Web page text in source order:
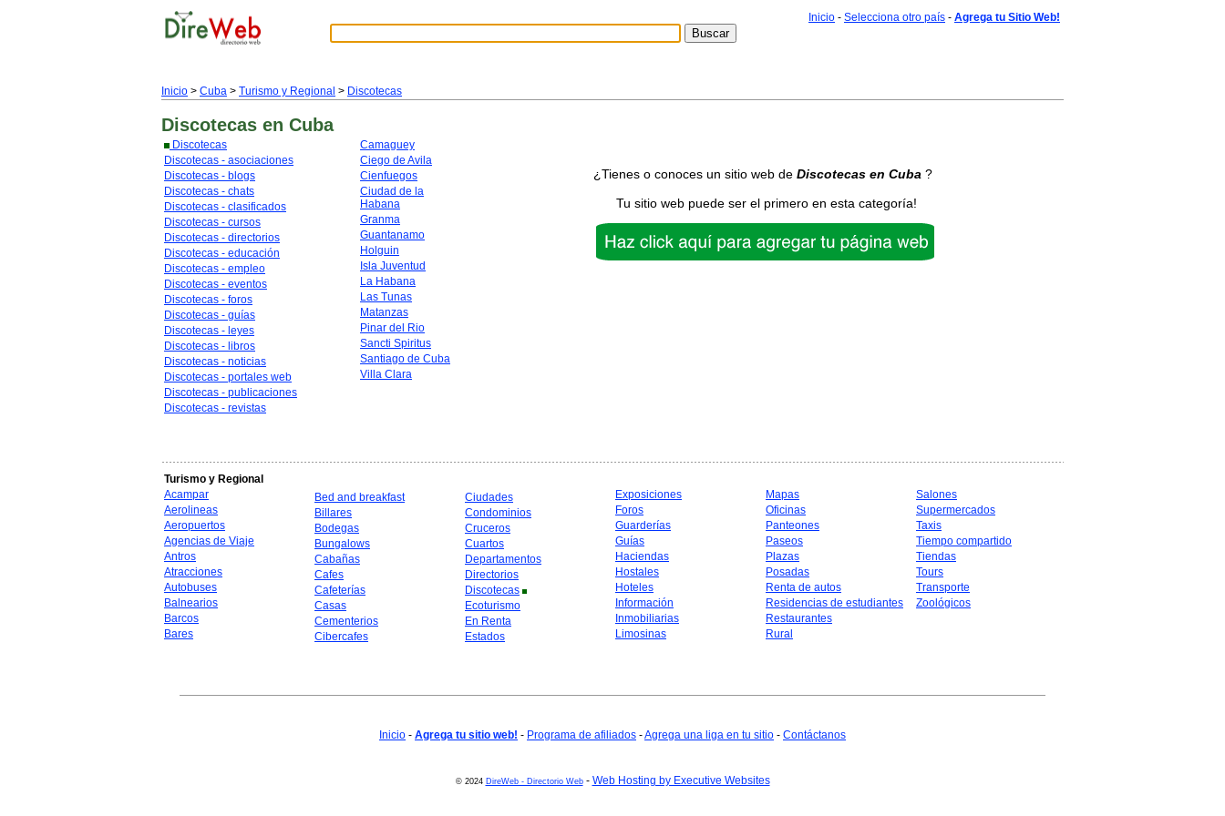
Inicio - Selecciona otro país - Agrega tu Sitio Web!
Inicio > Cuba > Turismo y Regional > Discotecas
Discotecas en Cuba
Discotecas
Discotecas - asociaciones
Discotecas - blogs
Discotecas - chats
Discotecas - clasificados
Discotecas - cursos
Discotecas - directorios
Discotecas - educación
Discotecas - empleo
Discotecas - eventos
Discotecas - foros
Discotecas - guías
Discotecas - leyes
Discotecas - libros
Discotecas - noticias
Discotecas - portales web
Discotecas - publicaciones
Discotecas - revistas
Camaguey
Ciego de Avila
Cienfuegos
Ciudad de la
Habana
Granma
Guantanamo
Holguin
Isla Juventud
La Habana
Las Tunas
Matanzas
Pinar del Rio
Sancti Spiritus
Santiago de Cuba
Villa Clara
¿Tienes o conoces un sitio web de Discotecas en Cuba ?
Tu sitio web puede ser el primero en esta categoría!
Turismo y Regional
Acampar
Aerolineas
Aeropuertos
Agencias de Viaje
Antros
Atracciones
Autobuses
Balnearios
Barcos
Bares
Bed and breakfast
Billares
Bodegas
Bungalows
Cabañas
Cafes
Cafeterías
Casas
Cementerios
Cibercafes
Ciudades
Condominios
Cruceros
Cuartos
Departamentos
Directorios
Discotecas
Ecoturismo
En Renta
Estados
Exposiciones
Foros
Guarderías
Guías
Haciendas
Hostales
Hoteles
Información
Inmobiliarias
Limosinas
Mapas
Oficinas
Panteones
Paseos
Plazas
Posadas
Renta de autos
Residencias de estudiantes
Restaurantes
Rural
Salones
Supermercados
Taxis
Tiempo compartido
Tiendas
Tours
Transporte
Zoológicos
Inicio - Agrega tu sitio web! - Programa de afiliados -Agrega una liga en tu sitio - Contáctanos
© 2024 DireWeb - Directorio Web- Web Hosting by Executive Websites